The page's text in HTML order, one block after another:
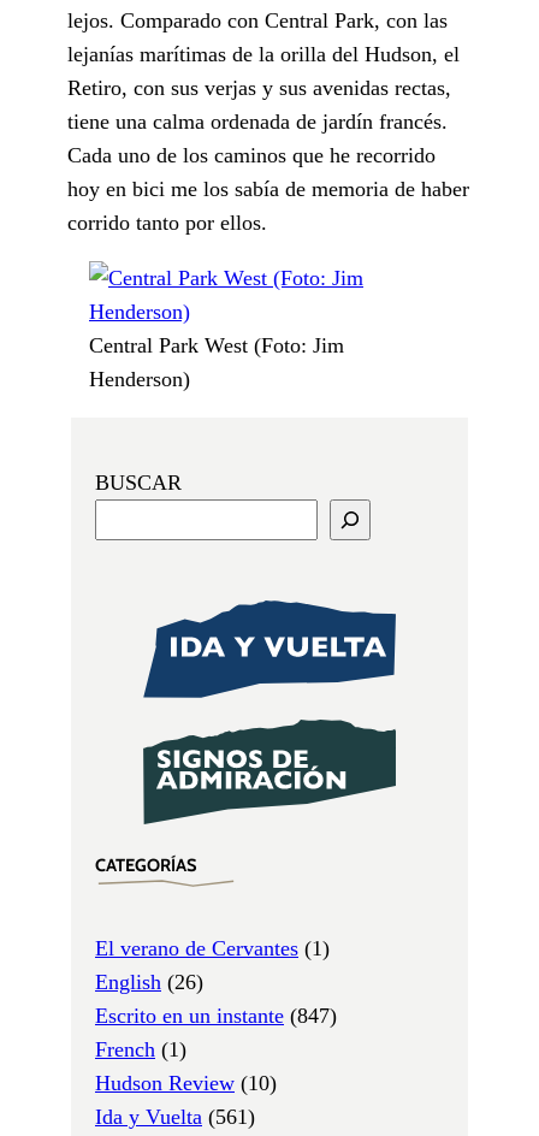
lejos. Comparado con Central Park, con las
lejanías marítimas de la orilla del Hudson, el
Retiro, con sus verjas y sus avenidas rectas,
tiene una calma ordenada de jardín francés.
Cada uno de los caminos que he recorrido
hoy en bici me los sabía de memoria de haber
corrido tanto por ellos.
Central Park West (Foto: Jim
Henderson)
BUSCAR
CATEGORÍAS
El verano de Cervantes (1)
English (26)
Escrito en un instante (847)
French (1)
Hudson Review (10)
Ida y Vuelta (561)